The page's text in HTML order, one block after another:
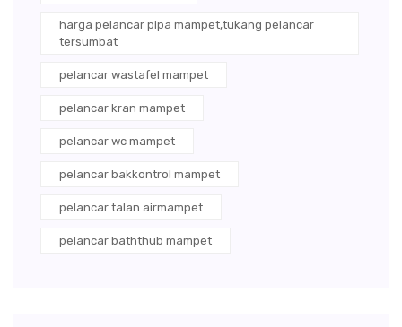
harga pelancar pipa mampet,tukang pelancar
tersumbat
pelancar wastafel mampet
pelancar kran mampet
pelancar wc mampet
pelancar bakkontrol mampet
pelancar talan airmampet
pelancar baththub mampet